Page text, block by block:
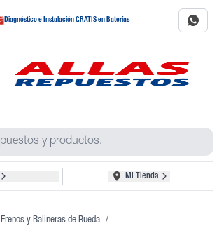
Diagnóstico e Instalación GRATIS en Baterías
Mi Tienda
Frenos y Balineras de Rueda /